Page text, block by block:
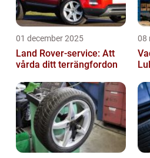
01 december 2025
Land Rover-service: Att
vårda ditt terrängfordon
08